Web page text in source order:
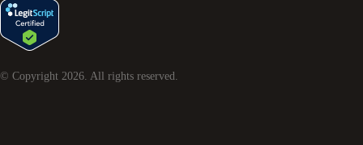
© Copyright 2026. All rights reserved.